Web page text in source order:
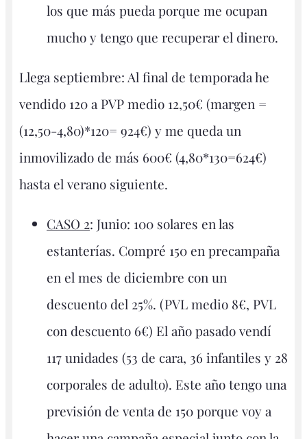
los que más pueda porque me ocupan
mucho y tengo que recuperar el dinero.
Llega septiembre: Al final de temporada he
vendido 120 a PVP medio 12,50€ (margen =
(12,50-4,80)*120= 924€) y me queda un
inmovilizado de más 600€ (4,80*130=624€)
hasta el verano siguiente.
CASO 2: Junio: 100 solares en las
estanterías. Compré 150 en precampaña
en el mes de diciembre con un
descuento del 25%. (PVL medio 8€, PVL
con descuento 6€) El año pasado vendí
117 unidades (53 de cara, 36 infantiles y 28
corporales de adulto). Este año tengo una
previsión de venta de 150 porque voy a